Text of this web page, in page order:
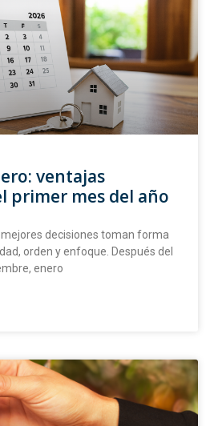
ventajas
primer mes del año
mejores decisiones toman forma
orden y enfoque. Después del
enero